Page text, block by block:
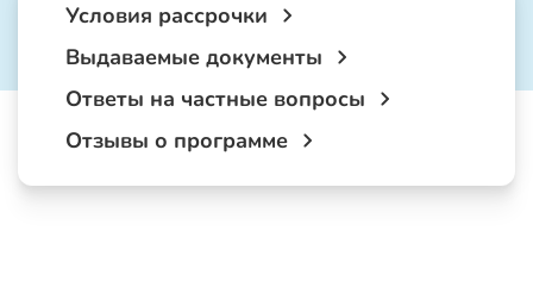
Условия рассрочки
Выдаваемые документы
Ответы на частные вопросы
Отзывы о программе